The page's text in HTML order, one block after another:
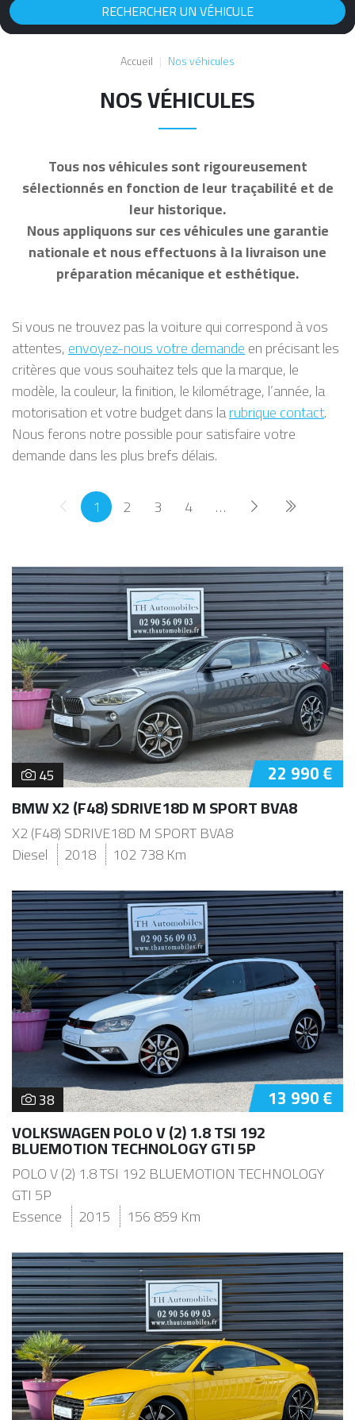
Accueil Nos véhicules
NOS VÉHICULES
Tous nos véhicules sont rigoureusement
sélectionnés en fonction de leur traçabilité et de
leur historique.
Nous appliquons sur ces véhicules une garantie
nationale et nous effectuons à la livraison une
préparation mécanique et esthétique.
Si vous ne trouvez pas la voiture qui correspond à vos
attentes,envoyez-nous votre demandeen précisant les
critères que vous souhaitez tels que la marque, le
modèle, la couleur, la finition, le kilométrage, l’année, la
motorisation et votre budget dans larubrique contact.
Nous ferons notre possible pour satisfaire votre
demande dans les plus brefs délais.
PAGINATIONPage précédente
Page courante
1 Page
2 Page
3 Page
4 … Page suivante
Dernière
45 22 990 €
BMW X2 (F48) SDRIVE18D M SPORT BVA8
X2 (F48) SDRIVE18D M SPORT BVA8
Diesel
2018 102 738 Km
38 13 990 €
VOLKSWAGEN POLO V (2) 1.8 TSI 192
BLUEMOTION TECHNOLOGY GTI 5P
POLO V (2) 1.8 TSI 192 BLUEMOTION TECHNOLOGY
GTI 5P
Essence
2015 156 859 Km